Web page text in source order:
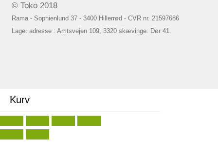
© Toko 2018
Rama - Sophienlund 37 - 3400 Hillerrød - CVR nr. 21597686
Lager adresse : Amtsvejen 109, 3320 skævinge. Dør 41.
Kurv